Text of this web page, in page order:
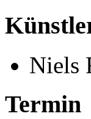
Niels
Termin